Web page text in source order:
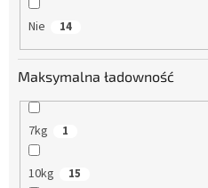
Nie 14
Maksymalna ładowność
7kg 1
10kg 15